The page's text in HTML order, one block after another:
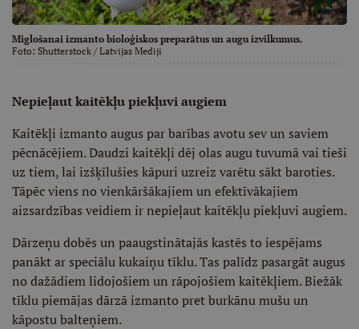
Miglošanai izmanto bioloģiskos preparātus un augu izvilkumus.
Foto: Shutterstock / Latvijas Mediji
Nepieļaut kaitēkļu piekļuvi augiem
Kaitēkļi izmanto augus par barības avotu sev un saviem
pēcnācējiem. Daudzi kaitēkļi dēj olas augu tuvumā vai tieši
uz tiem, lai izšķīlušies kāpuri uzreiz varētu sākt baroties.
Tāpēc viens no vienkāršākajiem un efektīvākajiem
aizsardzības veidiem ir nepieļaut kaitēkļu piekļuvi augiem.
Dārzeņu dobēs un paaugstinātajās kastēs to iespējams
panākt ar speciālu kukaiņu tīklu. Tas palīdz pasargāt augus
no dažādiem lidojošiem un rāpojošiem kaitēkļiem. Biežāk
tīklu piemājas dārzā izmanto pret burkānu mušu un
kāpostu balteņiem.